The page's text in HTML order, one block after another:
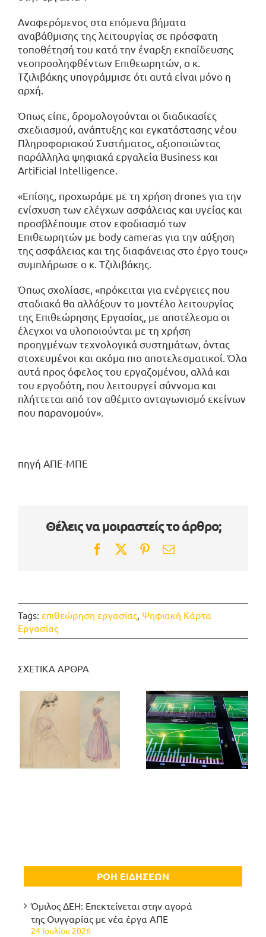
Αναφερόμενος στα επόμενα βήματα
αναβάθμισης της λειτουργίας σε πρόσφατη
τοποθέτησή του κατά την έναρξη εκπαίδευσης
νεοπροσληφθέντων Επιθεωρητών, ο κ.
Τζιλιβάκης υπογράμμισε ότι αυτά είναι μόνο η
αρχή.
Όπως είπε, δρομολογούνται οι διαδικασίες
σχεδιασμού, ανάπτυξης και εγκατάστασης νέου
Πληροφοριακού Συστήματος, αξιοποιώντας
παράλληλα ψηφιακά εργαλεία Business και
Artificial Intelligence.
«Επίσης, προχωράμε με τη χρήση drones για την
ενίσχυση των ελέγχων ασφάλειας και υγείας και
προσβλέπουμε στον εφοδιασμό των
Επιθεωρητών με body cameras για την αύξηση
της ασφάλειας και της διαφάνειας στο έργο τους»
συμπλήρωσε ο κ. Τζιλιβάκης.
Όπως σχολίασε, «πρόκειται για ενέργειες που
σταδιακά θα αλλάξουν το μοντέλο λειτουργίας
της Επιθεώρησης Εργασίας, με αποτέλεσμα οι
έλεγχοι να υλοποιούνται με τη χρήση
προηγμένων τεχνολογικά συστημάτων, όντας
στοχευμένοι και ακόμα πιο αποτελεσματικοί. Όλα
αυτά προς όφελος του εργαζομένου, αλλά και
του εργοδότη, που λειτουργεί σύννομα και
πλήττεται από τον αθέμιτο ανταγωνισμό εκείνων
που παρανομούν».
πηγή ΑΠΕ-ΜΠΕ
Θέλεις να μοιραστείς το άρθρο;
Facebook
TwitterPinterest
Email
Tags: επιθεώρηση εργασίας Ψηφιακή Κάρτα
Εργασίας
ΣΧΕΤΙΚΑ ΑΡΘΡΑ
ΡΟΗ ΕΙΔΗΣΕΩΝ
Όμιλος ΔΕΗ: Επεκτείνεται στην αγορά
της Ουγγαρίας με νέα έργα ΑΠΕ
24 Ιουλίου 2026